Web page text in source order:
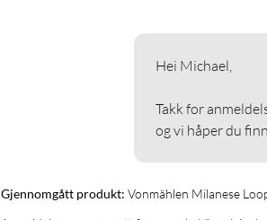
Hei Michael,
Takk for
og vi håper du
Gjennomgått produkt: Vonmählen Milanese